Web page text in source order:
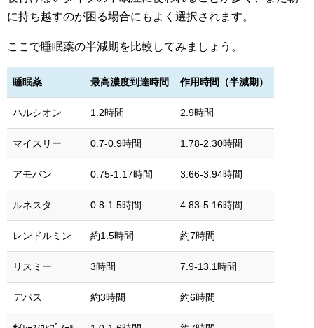
に持ち越すのが困る場合にもよく選択されます。
ここで睡眠薬の半減期を比較してみましょう。
睡眠薬 最高濃度到達時間 作用時間（半減期）
ハルシオン 1.2時間 2.9時間
マイスリー 0.7-0.9時間 1.78-2.30時間
アモバン 0.75-1.17時間 3.66-3.94時間
ルネスタ 0.8-1.5時間 4.83-5.16時間
レンドルミン 約1.5時間 約7時間
リスミー 3時間 7.9-13.1時間
デパス 約3時間 約6時間